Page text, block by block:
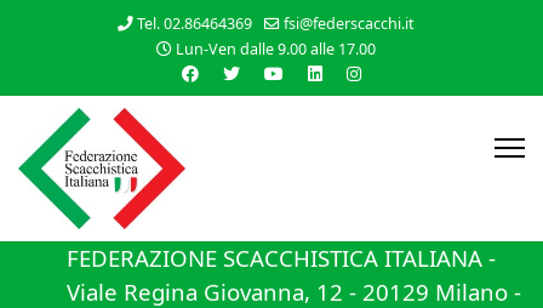
Tel. 02.86464369
fsi@federscacchi.it
Lun-Ven dalle 9.00 alle 17.00
FEDERAZIONE SCACCHISTICA ITALIANA -
Viale Regina Giovanna, 12 - 20129 Milano -